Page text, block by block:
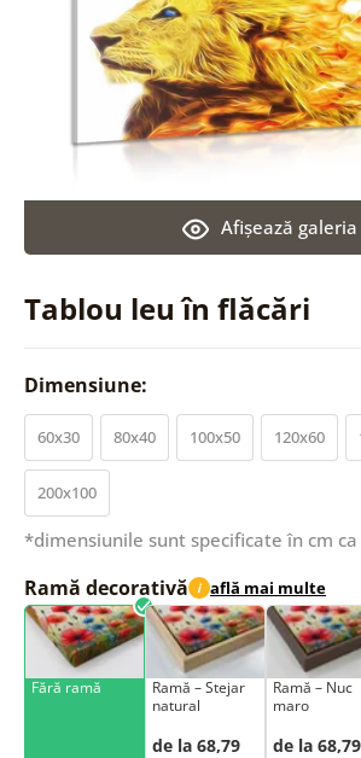
Tablou leu în flăcări
Afişează galeria
Dimensiune:
60x30 80x40 100x50 120x60
200x100
*dimensiunile sunt specificate în cm
Ramă decorativă i află mai multe
Fără ramă
Ramă – Stejar
natural
de la 68,79
Ramă – Nuc
maro
de la 68,79